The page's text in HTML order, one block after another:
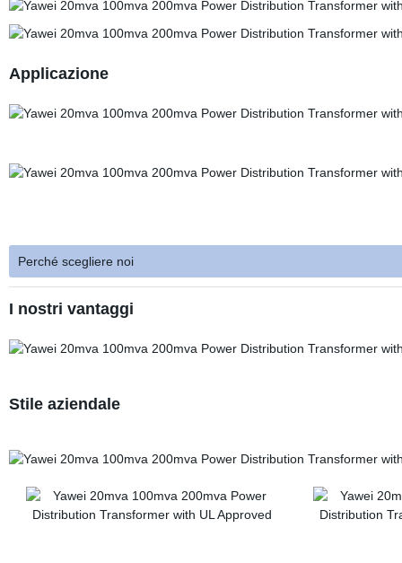
Applicazione
Perché scegliere noi
I nostri vantaggi
Stile aziendale